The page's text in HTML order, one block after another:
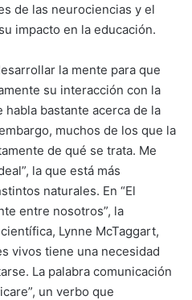
de las neurociencias y el
impacto en la educación.
la mente para que
su interacción con la
habla bastante acerca de la
muchos de los que la
de qué se trata. Me
la que está más
naturales. En “El
entre nosotros”, la
Lynne McTaggart,
vivos tiene una necesidad
La palabra comunicación
un verbo que